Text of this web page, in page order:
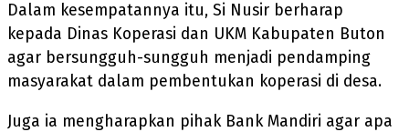
Dalam kesempatannya itu, Si Nusir berharap
kepada Dinas Koperasi dan UKM Kabupaten Buton
agar bersungguh-sungguh menjadi pendamping
masyarakat dalam pembentukan koperasi di desa.
Juga ia mengharapkan pihak Bank Mandiri agar apa